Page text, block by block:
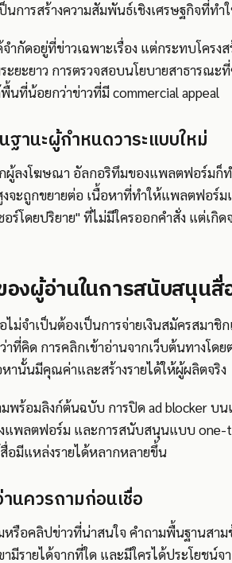
นการสร้างความสัมพันธ์เชิงเศรษฐกิจที่
ำกัดอยู่ที่ข่าวเฉพาะเรื่อง แต่กระทบโครง
ะยะยาว การตรวจสอบนโยบายสาธาร
นที่น้อยกว่าข่าวที่มี commercial appeal
ฐานะผู้กำหนดวาระแบบใหม่
ผู้ลงโฆษณา อัลกอริทึมของแพลตฟอร์มก็ท
งจะถูกขยายต่อ เนื้อหาที่ทำให้แพลตฟอร์
อร์โดยปริยาย" ที่ไม่มีใครออกคำสั่ง แต่เกิ
องผู้อ่านในการสนับสนุนสื่
ม่จำเป็นต้องเป็นการจ่ายเงินสมัครสมาชิ
าที่คิด การคลิกเข้าอ่านจากเว็บต้นทางโ
นั้นมีคุณค่าและสร้างรายได้ให้ผู้ผลิตจริง
พร้อมลิงก์ต้นฉบับ การปิด ad blocker บ
พลตฟอร์ม และการสนับสนุนแบบ one-
อมีแหล่งรายได้หลากหลายขึ้น
นควรถามก่อนเชื่อ
รือคลิปข่าวที่น่าสนใจ คำถามพื้นฐานสา
มีรายได้จากที่ใด และมีใครได้ประโยชน์